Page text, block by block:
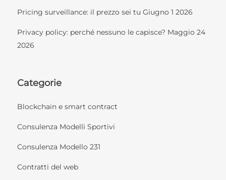
Pricing surveillance: il prezzo sei tu Giugno 1 2026
Privacy policy: perché nessuno le capisce? Maggio 24
2026
Categorie
Blockchain e smart contract
Consulenza Modelli Sportivi
Consulenza Modello 231
Contratti del web